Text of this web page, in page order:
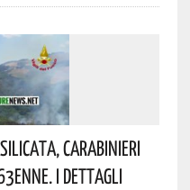
Carabinieri
I Dettagli